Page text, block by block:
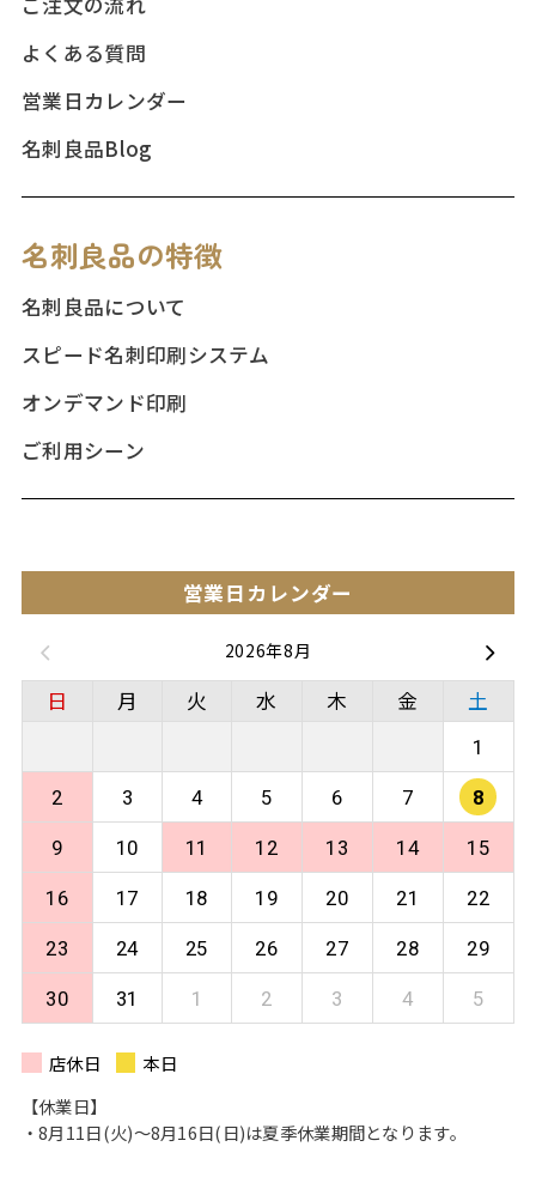
よくある質問
営業日カレンダー
名刺良品Blog
名刺良品の特徴
名刺良品について
スピード名刺印刷システム
オンデマンド印刷
ご利用シーン
営業日カレンダー
2026年8月
日 月 火 水 木 金 土
1
2 3 4 5 6 7 8
9 10 11 12 13 14 15
16 17 18 19 20 21 22
23 24 25 26 27 28 29
30 31 1 2 3 4 5
店休日
本日
【休業日】
・8月11日(火)〜8月16日(日)は夏季休業期間となります。